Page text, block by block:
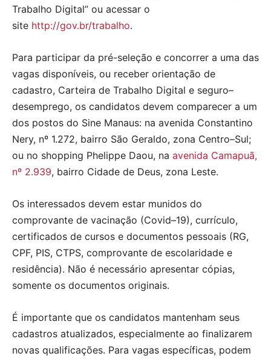
Trabalho Digital” ou acessar o
site http://gov.br/trabalho.
Para participar da pré-seleção e concorrer a uma das
vagas disponíveis, ou receber orientação de
cadastro, Carteira de Trabalho Digital e seguro–
desemprego, os candidatos devem comparecer a um
dos postos do Sine Manaus: na avenida Constantino
Nery, nº 1.272, bairro São Geraldo, zona Centro–Sul;
ou no shopping Phelippe Daou, na avenida Camapuã,
nº 2.939, bairro Cidade de Deus, zona Leste.
Os interessados devem estar munidos do
comprovante de vacinação (Covid–19), currículo,
certificados de cursos e documentos pessoais (RG,
CPF, PIS, CTPS, comprovante de escolaridade e
residência). Não é necessário apresentar cópias,
somente os documentos originais.
É importante que os candidatos mantenham seus
cadastros atualizados, especialmente ao finalizarem
novas qualificações. Para vagas específicas, podem